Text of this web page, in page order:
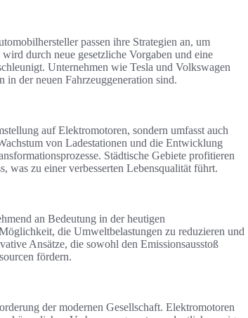
passen ihre Strategien an, um
durch neue gesetzliche Vorgaben und eine
Unternehmen wie Tesla und Volkswagen
der neuen Fahrzeuggeneration sind.
auf Elektromotoren, sondern umfasst auch
von Ladestationen und die Entwicklung
Städtische Gebiete profitieren
was zu einer verbesserten Lebensqualität führt.
an Bedeutung in der heutigen
die Umweltbelastungen zu reduzieren und
Ansätze, die sowohl den Emissionsausstoß
fördern.
der modernen Gesellschaft. Elektromotoren